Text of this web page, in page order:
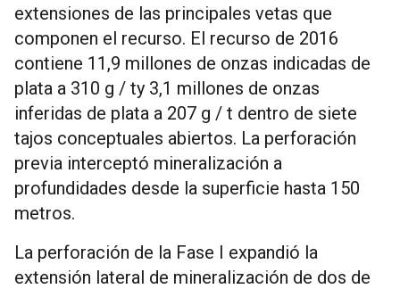
extensiones de las principales vetas que
componen el recurso. El recurso de 2016
contiene 11,9 millones de onzas indicadas de
plata a 310 g / ty 3,1 millones de onzas
inferidas de plata a 207 g / t dentro de siete
tajos conceptuales abiertos. La perforación
previa interceptó mineralización a
profundidades desde la superficie hasta 150
metros.
La perforación de la Fase I expandió la
extensión lateral de mineralización de dos de